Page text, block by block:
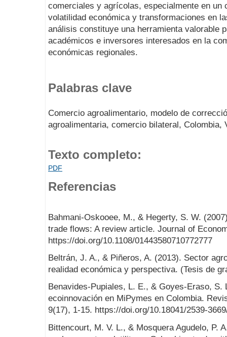
comerciales y agrícolas, especialmente en un
volatilidad económica y transformaciones en
análisis constituye una herramienta valorable
académicos e inversores interesados en la
económicas regionales.
Palabras clave
Comercio agroalimentario, modelo de
agroalimentaria, comercio bilateral, Colombia,
Texto completo:
PDF
Referencias
Bahmani-Oskooee, M., & Hegerty, S. W.
trade flows: A review article. Journal of
https://doi.org/10.1108/01443580710772777
Beltrán, J. A., & Piñeros, A. (2013). Sector
realidad económica y perspectiva. (Tesis de
Benavides-Pupiales, L. E., & Goyes-Eraso, S.
ecoinnovación en MiPymes en Colombia.
9(17), 1-15. https://doi.org/10.18041/2539-
Bittencourt, M. V. L., & Mosquera Agudelo, P.